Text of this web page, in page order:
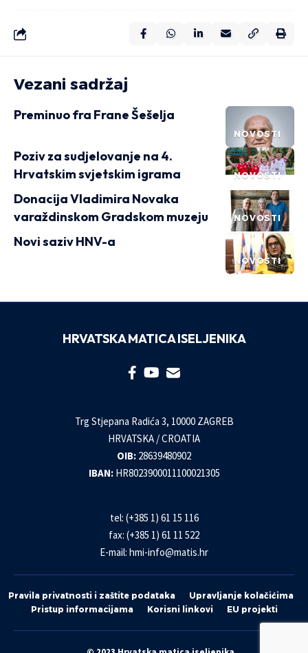
Vezani sadržaj
NOVOSTI
Preminuo fra Frane Šešelja
NOVOSTI
Poziv za sudjelovanje na 4.
Hrvatskim svjetskim igrama
NOVOSTI
Donacija Vladimira Novaka
varaždinskom Gradskom muzeju
NOVOSTI
Novi saziv HNV-a
HRVATSKA MATICA ISELJENIKA
Trg Stjepana Radića 3, 10000 ZAGREB
HRVATSKA / CROATIA
OIB: 28639480902
IBAN: HR8023900011100021305
tel: (+385 1) 61 15 116
fax: (+385 1) 61 11 522
E-mail: hmi-info@matis.hr
Pravila privatnosti i zaštite podataka
Upravljanje kolačićima
Pristup informacijama
Korisni linkovi EU projekti